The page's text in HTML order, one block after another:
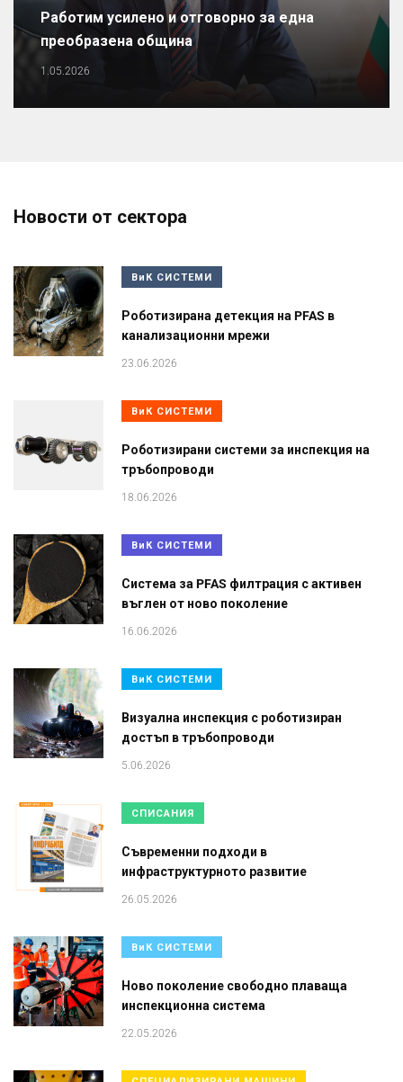
Работим усилено и отговорно за една
преобразена община
1.05.2026
Новости от сектора
ВиК СИСТЕМИ
Роботизирана детекция на PFAS в
канализационни мрежи
23.06.2026
ВиК СИСТЕМИ
Роботизирани системи за инспекция на
тръбопроводи
18.06.2026
ВиК СИСТЕМИ
Система за PFAS филтрация с активен
въглен от ново поколение
16.06.2026
ВиК СИСТЕМИ
Визуална инспекция с роботизиран
достъп в тръбопроводи
5.06.2026
СПИСАНИЯ
Съвременни подходи в
инфраструктурното развитие
26.05.2026
ВиК СИСТЕМИ
Ново поколение свободно плаваща
инспекционна система
22.05.2026